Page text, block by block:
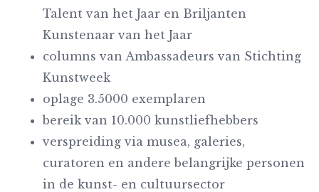
Talent van het Jaar en Briljanten
Kunstenaar van het Jaar
columns van Ambassadeurs van Stichting
Kunstweek
oplage 3.5000 exemplaren
bereik van 10.000 kunstliefhebbers
verspreiding via musea, galeries,
curatoren en andere belangrijke personen
in de kunst- en cultuursector